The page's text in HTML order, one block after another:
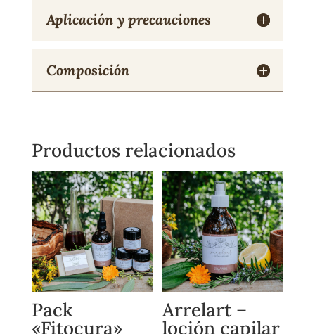
Aplicación y precauciones
Composición
Productos relacionados
Pack
«Fitocura»
Arrelart –
loción capilar